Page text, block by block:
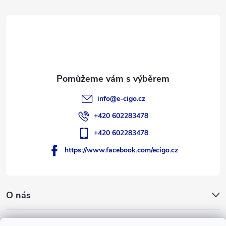
O nás
info@e-cigo.cz
+420 602283478
+420 602283478
https://www.facebook.com/ecigo.cz